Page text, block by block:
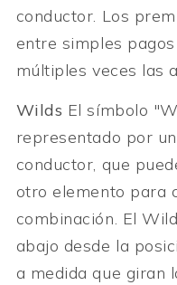
conductor. Los
entre simples
múltiples veces las
Wilds El símbolo
representado por
conductor, que
otro elemento para
combinación. El
abajo desde la
a medida que giran